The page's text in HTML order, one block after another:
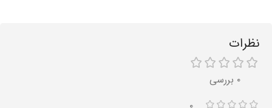
نظرات
۰ بررسی